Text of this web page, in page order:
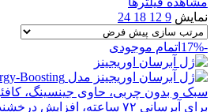
نمایش 9
12
18
24
-17% اتمام موجودی